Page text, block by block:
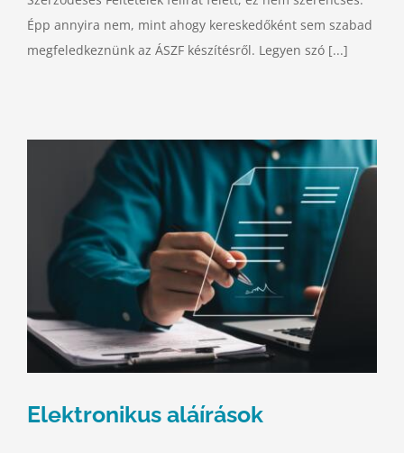
Épp annyira nem, mint ahogy kereskedőként sem szabad
megfeledkeznünk az ÁSZF készítésről. Legyen szó [...]
Elektronikus aláírások